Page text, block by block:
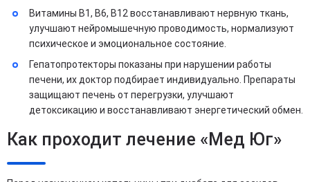
Витамины В1, В6, В12 восстанавливают нервную ткань,
улучшают нейромышечную проводимость, нормализуют
психическое и эмоциональное состояние.
Гепатопротекторы показаны при нарушении работы
печени, их доктор подбирает индивидуально. Препараты
защищают печень от перегрузки, улучшают
детоксикацию и восстанавливают энергетический обмен.
Как проходит лечение «Мед Юг»